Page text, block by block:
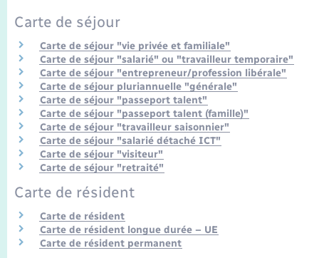
Nouvel habitant
Numérique
Organisation d’événement
Sécurité - Prévention
Seniors
Transports
La Communauté de communes
Carte de séjour
Carte de séjour "vie privée et familiale"
Carte de séjour "salarié" ou "travailleur temporaire"
Carte de séjour "entrepreneur/profession libérale"
Carte de séjour pluriannuelle "générale"
Carte de séjour "passeport talent"
Carte de séjour "passeport talent (famille)"
Carte de séjour "travailleur saisonnier"
Carte de séjour "salarié détaché ICT"
Carte de séjour "visiteur"
Carte de séjour "retraité"
Carte de résident
Carte de résident
Carte de résident longue durée – UE
Carte de résident permanent